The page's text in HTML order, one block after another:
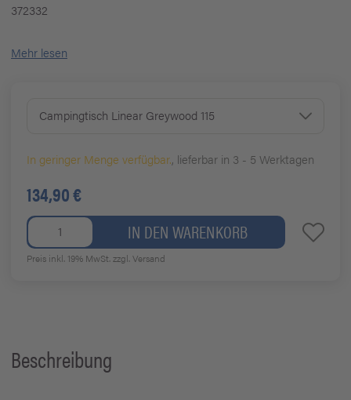
372332
Mehr lesen
Campingtisch Linear Greywood 115
In geringer Menge verfügbar., lieferbar in 3 - 5 Werktagen
134,90 €
IN DEN WARENKORB
Preis inkl. 19% MwSt.zzgl. Versand
Beschreibung